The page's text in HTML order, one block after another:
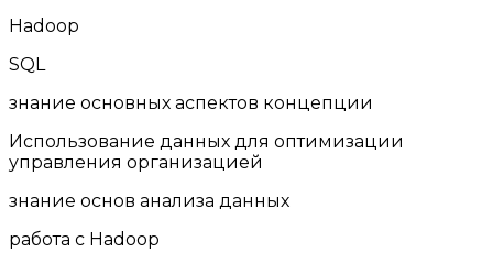
Hadoop
SQL
знание основных аспектов концепции
Использование данных для оптимизации
управления организацией
знание основ анализа данных
работа с Hadoop